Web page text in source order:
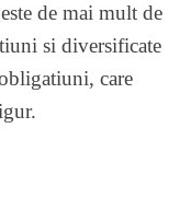
de mai mult de
si diversificate
care